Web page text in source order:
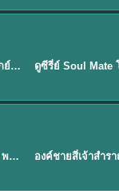
Stingers Undercover Verification Unit พากย์ไทย EP1-11 HD ฟรี ★8
EP.1ชามใบเดียวเปลี่ยนประวัติศาสตร์! ส่งเสบียงยุค พากย์ไทย